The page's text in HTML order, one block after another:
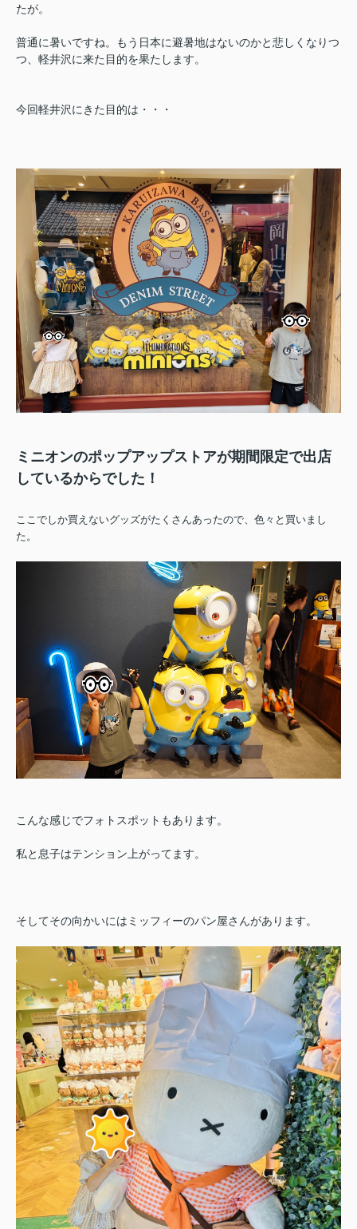
たが。
普通に暑いですね。もう日本に避暑地はないのかと悲しくなりつ
つ、軽井沢に来た目的を果たします。
今回軽井沢にきた目的は・・・
ミニオンのポップアップストアが期間限定で出店
しているからでした！
ここでしか買えないグッズがたくさんあったので、色々と買いまし
た。
こんな感じでフォトスポットもあります。
私と息子はテンション上がってます。
そしてその向かいにはミッフィーのパン屋さんがあります。